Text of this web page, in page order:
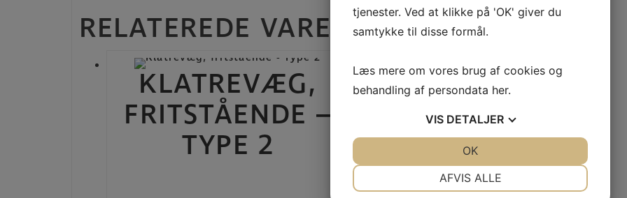
RELATEREDE VARER
KLATREVÆG,
FRITSTÅENDE –
TYPE 2
tjenester. Ved at klikke på 'OK' giver du
samtykke til disse formål.
Læs mere om vores brug af cookies og
behandling af persondata her.
VIS DETALJER
AFVIS ALLE
OK